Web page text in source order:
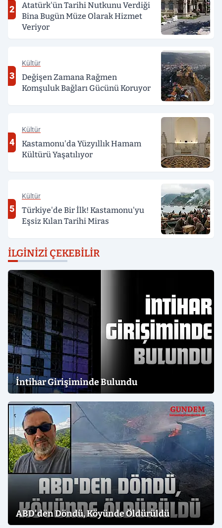
2
Atatürk'ün Tarihi Nutkunu Verdiği
Bina Bugün Müze Olarak Hizmet
Veriyor
3
Kültür
Değişen Zamana Rağmen
Komşuluk Bağları Gücünü Koruyor
4
Kültür
Kastamonu'da Yüzyıllık Hamam
Kültürü Yaşatılıyor
5
Kültür
Türkiye'de Bir İlk! Kastamonu'yu
Eşsiz Kılan Tarihi Miras
İLGINIZI ÇEKEBILIR
İntihar Girişiminde Bulundu
ABD'den Döndü, Köyünde Öldürüldü